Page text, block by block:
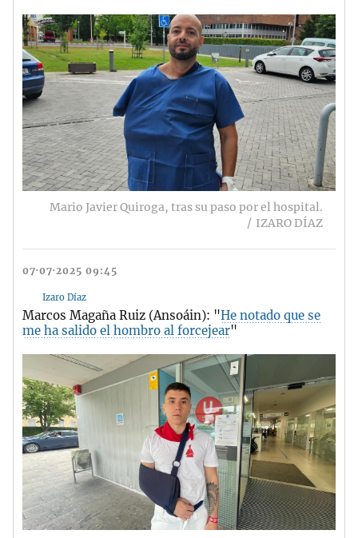
Mario Javier Quiroga, tras su paso por el hospital.
IZARO DÍAZ
07·07·2025 09:45
Izaro Díaz
Marcos Magaña Ruiz (Ansoáin): "He notado que se
me ha salido el hombro al forcejear"